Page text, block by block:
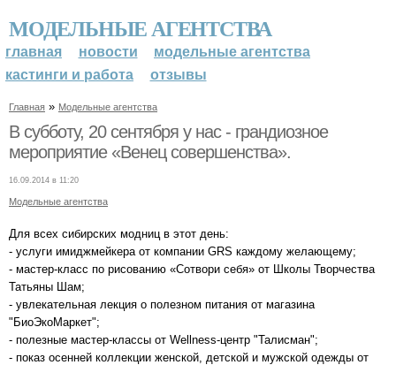
МОДЕЛЬНЫЕ АГЕНТСТВА
главная новости
модельные агентства
кастинги и работа
отзывы
Главная » Модельные агентства
В субботу, 20 сентября у нас - грандиозное
мероприятие «Венец совершенства».
16.09.2014 в 11:20
Модельные агентства
Для всех сибирских модниц в этот день:
- услуги имиджмейкера от компании GRS каждому желающему;
- мастер-класс по рисованию «Сотвори себя» от Школы Творчества
Татьяны Шам;
- увлекательная лекция о полезном питания от магазина
"БиоЭкоМаркет";
- полезные мастер-классы от Wellness-центр "Талисман";
- показ осенней коллекции женской, детской и мужской одежды от